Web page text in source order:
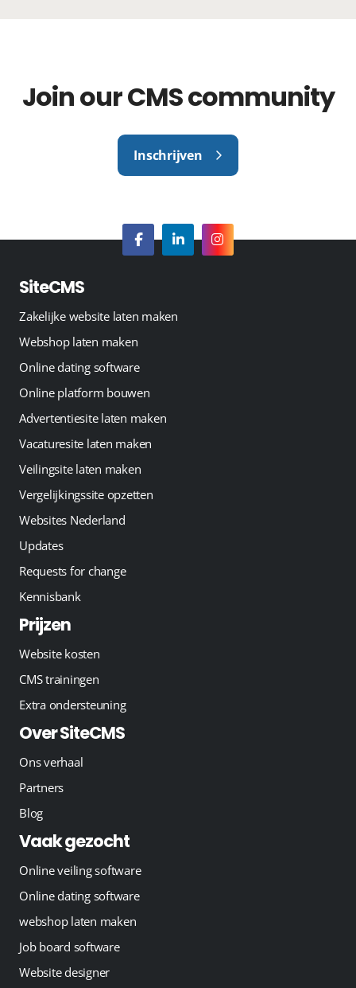
Join our CMS community
Inschrijven
SiteCMS
Zakelijke website laten maken
Webshop laten maken
Online dating software
Online platform bouwen
Advertentiesite laten maken
Vacaturesite laten maken
Veilingsite laten maken
Vergelijkingssite opzetten
Websites Nederland
Updates
Requests for change
Kennisbank
Prijzen
Website kosten
CMS trainingen
Extra ondersteuning
Over SiteCMS
Ons verhaal
Partners
Blog
Vaak gezocht
Online veiling software
Online dating software
webshop laten maken
Job board software
Website designer